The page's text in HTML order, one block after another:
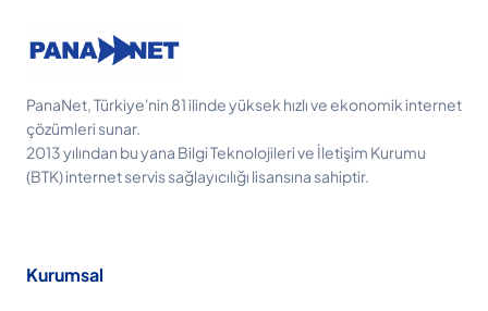
PanaNet, Türkiye'nin 81 ilinde yüksek hızlı ve ekonomik internet
çözümleri sunar.
2013 yılından bu yana Bilgi Teknolojileri ve İletişim Kurumu
(BTK) internet servis sağlayıcılığı lisansına sahiptir.
Kurumsal